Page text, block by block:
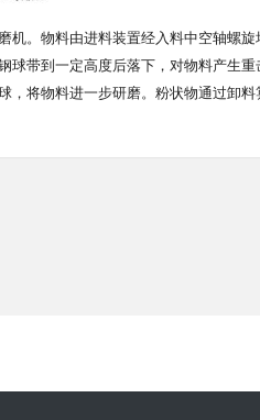
机。物料由进料装置经入料中空轴螺
球带到一定高度后落下，对物料产生
将物料进一步研磨。粉状物通过卸料